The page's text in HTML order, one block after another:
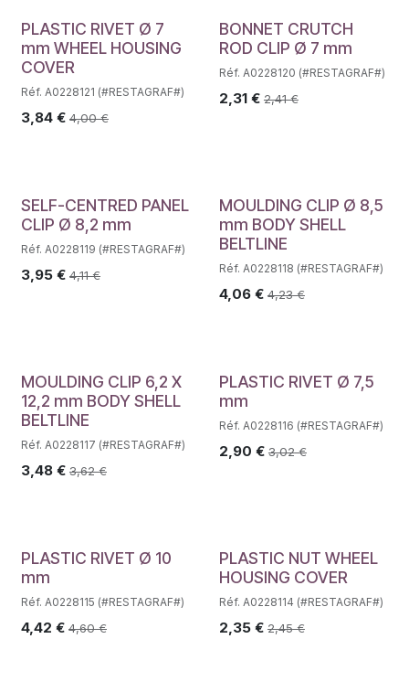
PLASTIC RIVET Ø 7
mm WHEEL HOUSING
COVER
Réf. A0228121 (#RESTAGRAF#)
3,84 € 4,00€
BONNET CRUTCH
ROD CLIP Ø 7 mm
Réf. A0228120 (#RESTAGRAF#)
2,31€ 2,41€
SELF-CENTRED PANEL
CLIP Ø 8,2 mm
Réf. A0228119 (#RESTAGRAF#)
3,95 € 4,11€
MOULDING CLIP Ø 8,5
mm BODY SHELL
BELTLINE
Réf. A0228118 (#RESTAGRAF#)
4,06€ 4,23€
MOULDING CLIP 6,2 X
12,2 mm BODY SHELL
BELTLINE
Réf. A0228117 (#RESTAGRAF#)
3,48 € 3,62€
PLASTIC RIVET Ø 7,5
mm
Réf. A0228116 (#RESTAGRAF#)
2,90 € 3,02€
PLASTIC RIVET Ø 10
mm
Réf. A0228115 (#RESTAGRAF#)
4,42 € 4,60€
PLASTIC NUT WHEEL
HOUSING COVER
Réf. A0228114 (#RESTAGRAF#)
2,35€ 2,45€